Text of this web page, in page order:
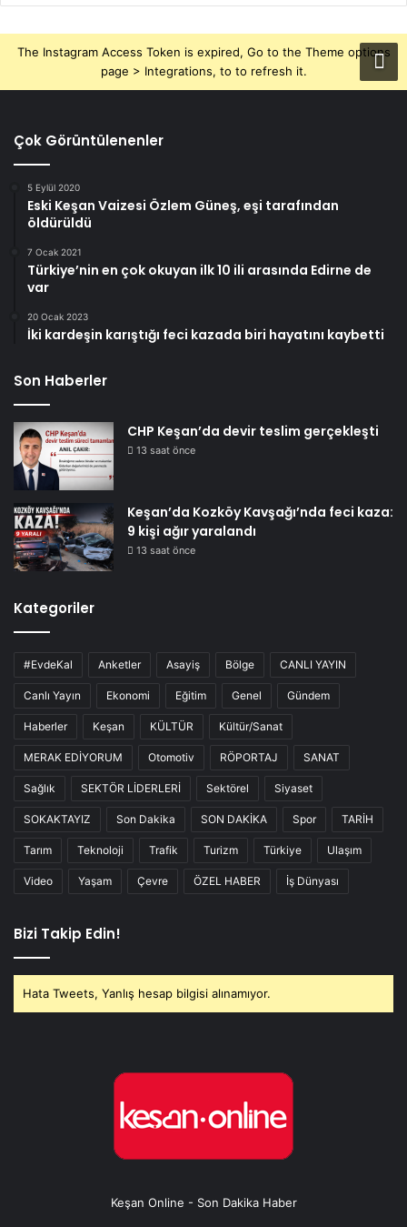
The Instagram Access Token is expired, Go to the Theme options
page > Integrations, to to refresh it.
Çok Görüntülenenler
5 Eylül 2020
Eski Keşan Vaizesi Özlem Güneş, eşi tarafından
öldürüldü
7 Ocak 2021
Türkiye’nin en çok okuyan ilk 10 ili arasında Edirne de
var
20 Ocak 2023
İki kardeşin karıştığı feci kazada biri hayatını kaybetti
Son Haberler
CHP Keşan’da devir teslim gerçekleşti
13 saat önce
Keşan’da Kozköy Kavşağı’nda feci kaza:
9 kişi ağır yaralandı
13 saat önce
Kategoriler
#EvdeKal Anketler Asayiş Bölge CANLI YAYIN
Canlı Yayın Ekonomi Eğitim Genel Gündem
Haberler Keşan KÜLTÜR Kültür/Sanat
MERAK EDİYORUM Otomotiv RÖPORTAJ SANAT
Sağlık SEKTÖR LİDERLERİ Sektörel Siyaset
SOKAKTAYIZ Son Dakika SON DAKİKA Spor TARİH
Tarım Teknoloji Trafik Turizm Türkiye Ulaşım
Video Yaşam Çevre ÖZEL HABER İş Dünyası
Bizi Takip Edin!
Hata Tweets, Yanlış hesap bilgisi alınamıyor.
Keşan Online - Son Dakika Haber